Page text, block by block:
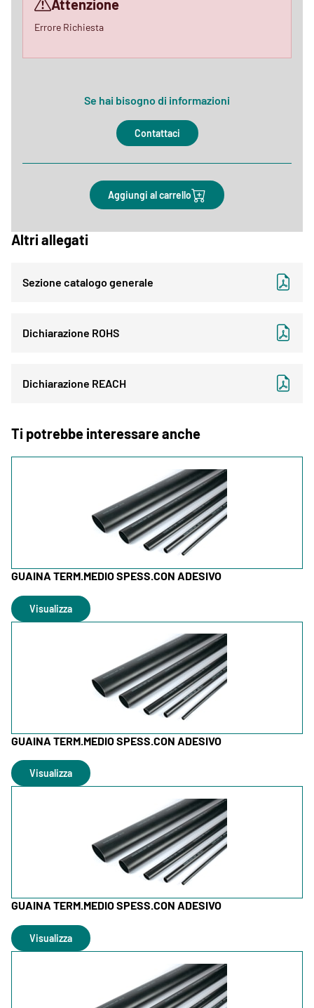
Attenzione
Errore Richiesta
Se hai bisogno di informazioni
Contattaci
Aggiungi al carrello
Altri allegati
Sezione catalogo generale
Dichiarazione ROHS
Dichiarazione REACH
Ti potrebbe interessare anche
GUAINA TERM.MEDIO SPESS.CON ADESIVO
Visualizza
GUAINA TERM.MEDIO SPESS.CON ADESIVO
Visualizza
GUAINA TERM.MEDIO SPESS.CON ADESIVO
Visualizza